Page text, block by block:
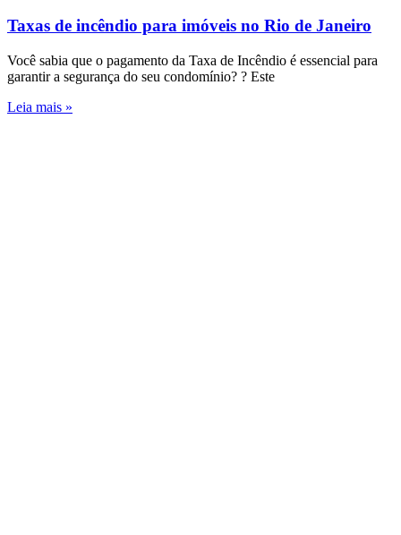
Taxas de incêndio para imóveis no Rio de Janeiro
Você sabia que o pagamento da Taxa de Incêndio é essencial para
garantir a segurança do seu condomínio? ? Este
Leia mais »